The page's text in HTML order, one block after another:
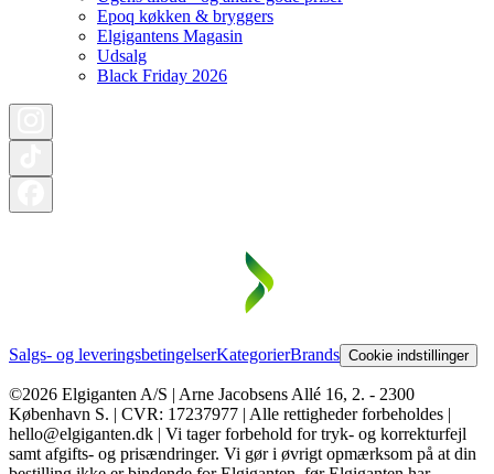
Epoq køkken & bryggers
Elgigantens Magasin
Udsalg
Black Friday 2026
Salgs- og leveringsbetingelserKategorierBrands Cookie indstillinger
©2026 Elgiganten A/S | Arne Jacobsens Allé 16, 2. - 2300
København S. | CVR: 17237977 | Alle rettigheder forbeholdes |
hello@elgiganten.dk | Vi tager forbehold for tryk- og korrekturfejl
samt afgifts- og prisændringer. Vi gør i øvrigt opmærksom på at din